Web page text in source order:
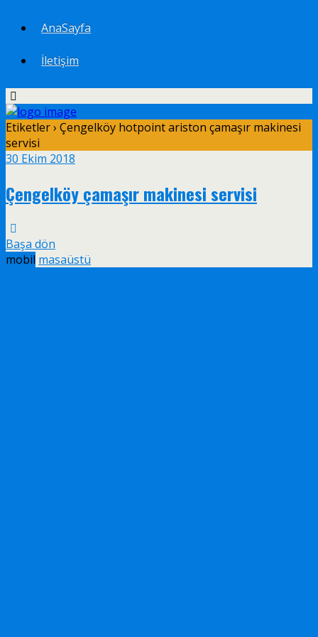
AnaSayfa
İletişim
Etiketler › Çengelköy hotpoint ariston çamaşır makinesi
servisi
30 Ekim 2018
Çengelköy çamaşır makinesi servisi
Başa dön
mobil masaüstü